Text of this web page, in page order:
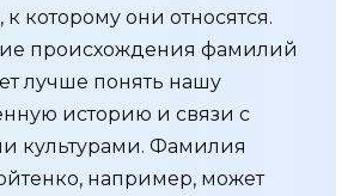
к которому они относятся.
происхождения фамилий
лучше понять нашу
историю и связи с
культурами. Фамилия
например, может